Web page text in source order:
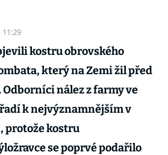
11:29
kostru obrovského
který na Zemi žil před
nález z farmy ve
k nejvýznamnějším v
protože kostru
se poprvé podařilo